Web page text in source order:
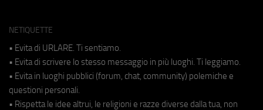
NETIQUETTE
• Evita di URLARE. Ti sentiamo.
• Evita di scrivere lo stesso messaggio in più luoghi. Ti leggiamo.
• Evita in luoghi pubblici (forum, chat, community) polemiche e
questioni personali.
• Rispetta le idee altrui, le religioni e razze diverse dalla tua, non